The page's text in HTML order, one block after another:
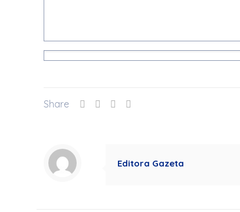
Share
Editora Gazeta